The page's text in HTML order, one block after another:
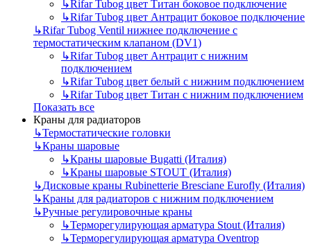
↳Rifar Tubog цвет Титан боковое подключение
↳Rifar Tubog цвет Антрацит боковое подключение
↳Rifar Tubog Ventil нижнее подключение с
термостатическим клапаном (DV1)
↳Rifar Tubog цвет Антрацит с нижним
подключением
↳Rifar Tubog цвет белый с нижним подключением
↳Rifar Tubog цвет Титан с нижним подключением
Показать все
Краны для радиаторов
↳Термостатические головки
↳Краны шаровые
↳Краны шаровые Bugatti (Италия)
↳Краны шаровые STOUT (Италия)
↳Дисковые краны Rubinetterie Bresciane Eurofly (Италия)
↳Краны для радиаторов с нижним подключением
↳Ручные регулировочные краны
↳Терморегулирующая арматура Stout (Италия)
↳Терморегулирующая арматура Oventrop